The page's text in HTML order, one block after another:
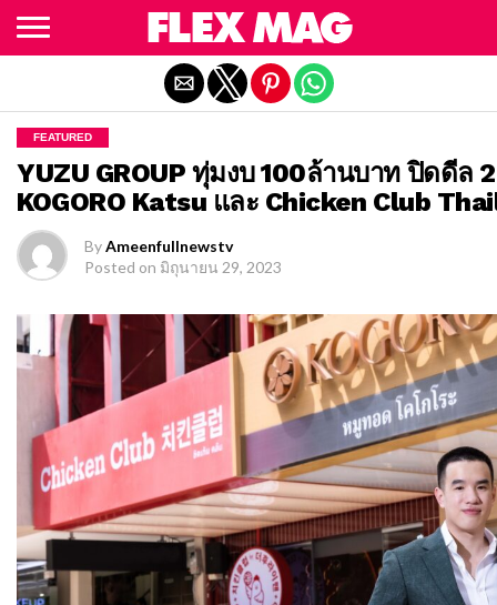
FEATURED
YUZU GROUP ทุ่มงบ 100ล้านบาท ปิดดีล
KOGORO Katsu และ Chicken Club
ByAmeenfullnewstv
Posted on มิถุนายน 29, 2023
Exit mobile version